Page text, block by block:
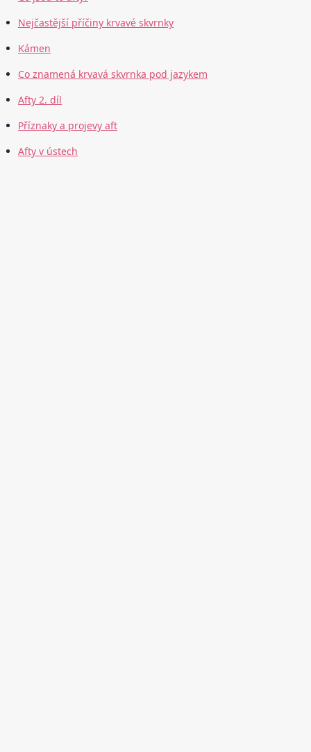
Nejčastější příčiny krvavé skvrnky
Kámen
Co znamená krvavá skvrnka pod jazykem
Afty 2. díl
Příznaky a projevy aft
Afty v ústech